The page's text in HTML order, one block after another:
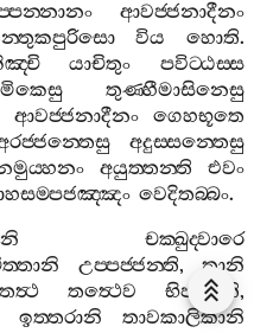
ආවජ‍්ජනාදීනං
විය හොති.
යාචිතුං
පවිට‍්ඨස‍්ස
තුණ‍්හීමාසිනෙසු
ආවජ‍්ජනාදීනං
ගෙහභූතෙ
අදුස‍්සන‍්තෙසු
අයුත‍්තන‍්ති
එවං
වෙදිතබ‍්බං.
චක‍්ඛුද‍්වාරෙ
උප‍්පජ‍්ජන‍්ති,තානි
තත්‍ථ තත්‍ථෙව භිජ‍්ජන‍්ති,
ඉත‍්තරානි තාවකාලිකානි